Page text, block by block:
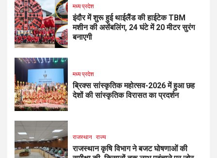
मध्य प्रदेश
इंदौर में शुरू हुई थाईलैंड की हाईटेक TBM
मशीन की असेंबलिंग, 24 घंटे में 20 मीटर सुरंग
बनाएगी
मध्य प्रदेश
ब्रिक्स सांस्कृतिक महोत्सव-2026 में हुआ छह
देशों की सांस्कृतिक विरासत का प्रदर्शन
राजस्थान राज्य
राजस्थान कृषि विभाग ने बजट घोषणाओं की